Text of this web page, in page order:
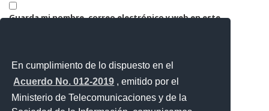
En cumplimiento de lo dispuesto en el
Acuerdo No. 012-2019 , emitido por el
Ministerio de Telecomunicaciones y de la
Guarda mi nombre, correo electrónico y web en este